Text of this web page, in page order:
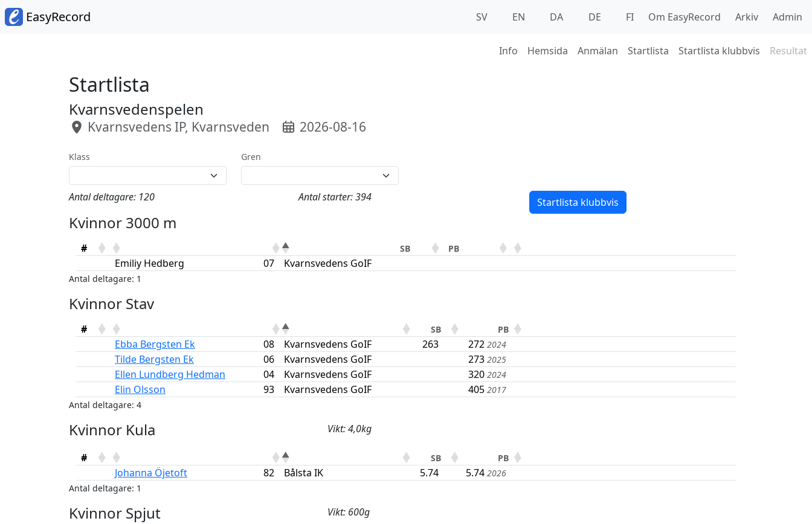
EasyRecord SV EN DA DE FI Om EasyRecord Arkiv Admin
Info Hemsida Anmälan Startlista Startlista klubbvis Resultat
Startlista
Kvarnsvedenspelen
Kvarnsvedens IP, Kvarnsveden 2026-08-16
Klass Gren
Antal deltagare: 120 Antal starter: 394 Startlista klubbvis
Kvinnor 3000 m
# SB PB
Emiliy Hedberg 07 Kvarnsvedens GoIF
Antal deltagare: 1
Kvinnor Stav
# SB PB
Ebba Bergsten Ek 08 Kvarnsvedens GoIF 263 272 2024
Tilde Bergsten Ek 06 Kvarnsvedens GoIF 273 2025
Ellen Lundberg Hedman 04 Kvarnsvedens GoIF 320 2024
Elin Olsson 93 Kvarnsvedens GoIF 405 2017
Antal deltagare: 4
Kvinnor Kula Vikt: 4,0kg
# SB PB
Johanna Öjetoft 82 Bålsta IK 5.74 5.74 2026
Antal deltagare: 1
Kvinnor Spjut Vikt: 600g